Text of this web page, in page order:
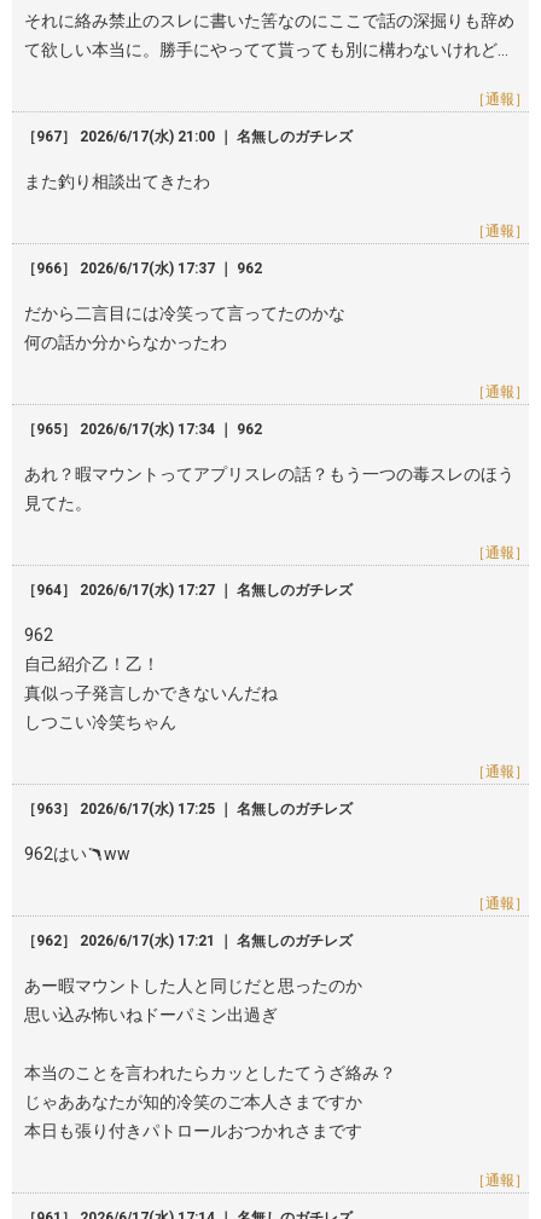
それに絡み禁止のスレに書いた筈なのにここで話の深掘りも辞め
て欲しい本当に。勝手にやってて貰っても別に構わないけれど…
［通報］
［967］ 2026/6/17(水) 21:00 ｜ 名無しのガチレズ
また釣り相談出てきたわ
［通報］
［966］ 2026/6/17(水) 17:37 ｜ 962
だから二言目には冷笑って言ってたのかな
何の話か分からなかったわ
［通報］
［965］ 2026/6/17(水) 17:34 ｜ 962
あれ？暇マウントってアプリスレの話？もう一つの毒スレのほう
見てた。
［通報］
［964］ 2026/6/17(水) 17:27 ｜ 名無しのガチレズ
962
自己紹介乙！乙！
真似っ子発言しかできないんだね
しつこい冷笑ちゃん
［通報］
［963］ 2026/6/17(水) 17:25 ｜ 名無しのガチレズ
962はい🪃ww
［通報］
［962］ 2026/6/17(水) 17:21 ｜ 名無しのガチレズ
あー暇マウントした人と同じだと思ったのか
思い込み怖いねドーパミン出過ぎ
本当のことを言われたらカッとしたてうざ絡み？
じゃああなたが知的冷笑のご本人さまですか
本日も張り付きパトロールおつかれさまです
［通報］